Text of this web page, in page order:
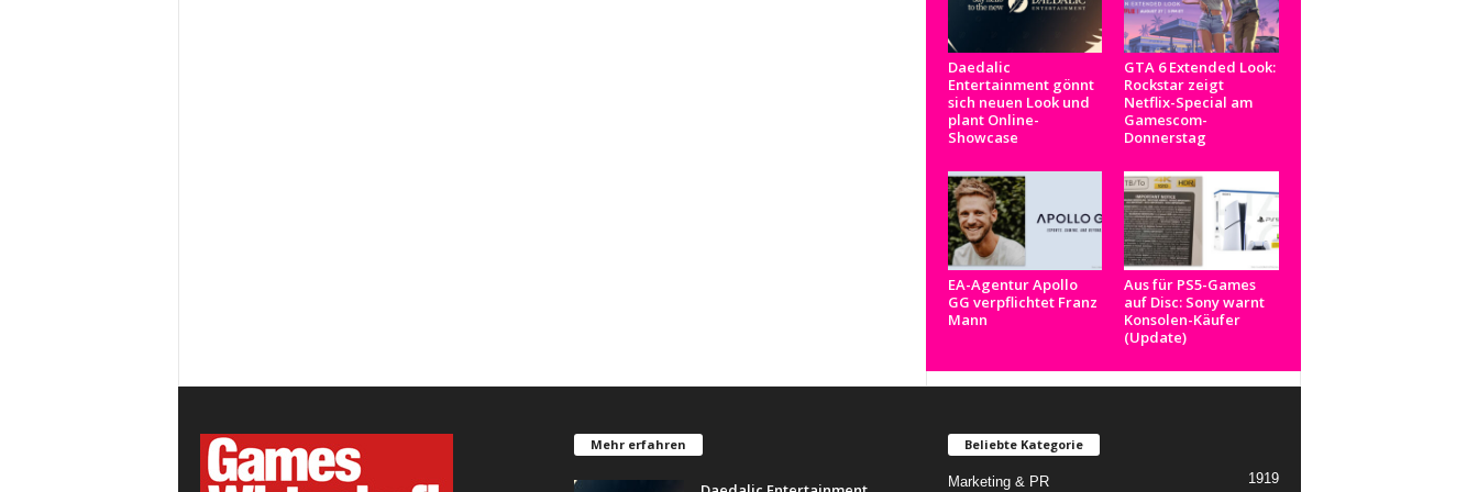
Daedalic
Entertainment gönnt
sich neuen Look und
plant Online-
Showcase
GTA 6 Extended Look:
Rockstar zeigt
Netflix-Special am
Gamescom-
Donnerstag
EA-Agentur Apollo
GG verpflichtet Franz
Mann
Aus für PS5-Games
auf Disc: Sony warnt
Konsolen-Käufer
(Update)
Mehr erfahren Beliebte Kategorie
Marketing & PR 1919